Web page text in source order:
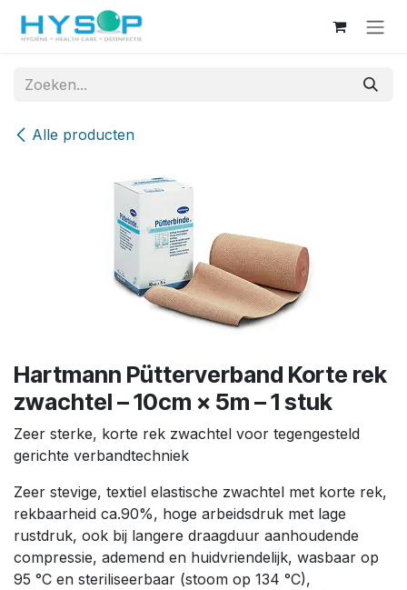
Overslaan naar inhoud
Alle producten
Hartmann Pütterverband Korte rek
zwachtel – 10cm × 5m – 1 stuk
Zeer sterke, korte rek zwachtel voor tegengesteld
gerichte verbandtechniek
Zeer stevige, textiel elastische zwachtel met korte rek,
rekbaarheid ca.90%, hoge arbeidsdruk met lage
rustdruk, ook bij langere draagduur aanhoudende
compressie, ademend en huidvriendelijk, wasbaar op
95 °C en steriliseerbaar (stoom op 134 °C),